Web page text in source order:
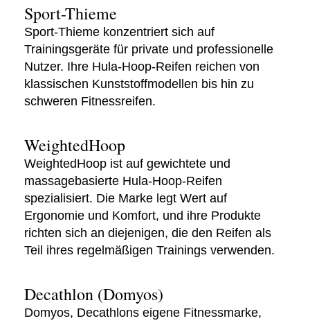
Sport-Thieme
Sport-Thieme konzentriert sich auf
Trainingsgeräte für private und professionelle
Nutzer. Ihre Hula-Hoop-Reifen reichen von
klassischen Kunststoffmodellen bis hin zu
schweren Fitnessreifen.
WeightedHoop
WeightedHoop ist auf gewichtete und
massagebasierte Hula-Hoop-Reifen
spezialisiert. Die Marke legt Wert auf
Ergonomie und Komfort, und ihre Produkte
richten sich an diejenigen, die den Reifen als
Teil ihres regelmäßigen Trainings verwenden.
Decathlon (Domyos)
Domyos, Decathlons eigene Fitnessmarke,